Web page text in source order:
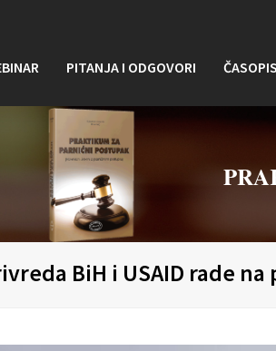
PITANJA I ODGOVORI
BiH i USAID rade